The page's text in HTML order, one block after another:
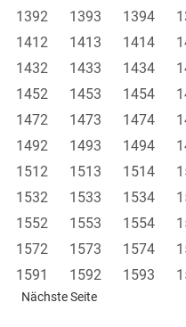
1392 1393 1394
1412 1413 1414
1432 1433 1434
1452 1453 1454
1472 1473 1474
1492 1493 1494
1512 1513 1514
1532 1533 1534
1552 1553 1554
1572 1573 1574
1591 1592 1593
Nächste Seite